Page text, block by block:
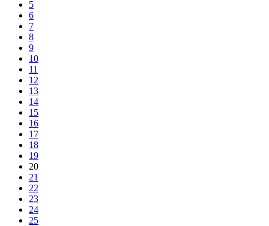
5
6
7
8
9
10
11
12
13
14
15
16
17
18
19
20
21
22
23
24
25